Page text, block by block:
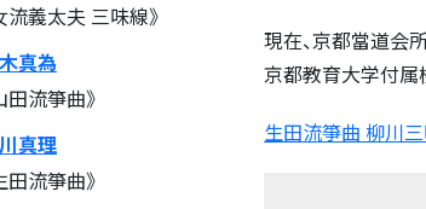
現在、京都當道会所
京都教育大学付属
生田流箏曲 柳川
流義太夫 三味線》
真為
田流箏曲》
真理
田流箏曲》